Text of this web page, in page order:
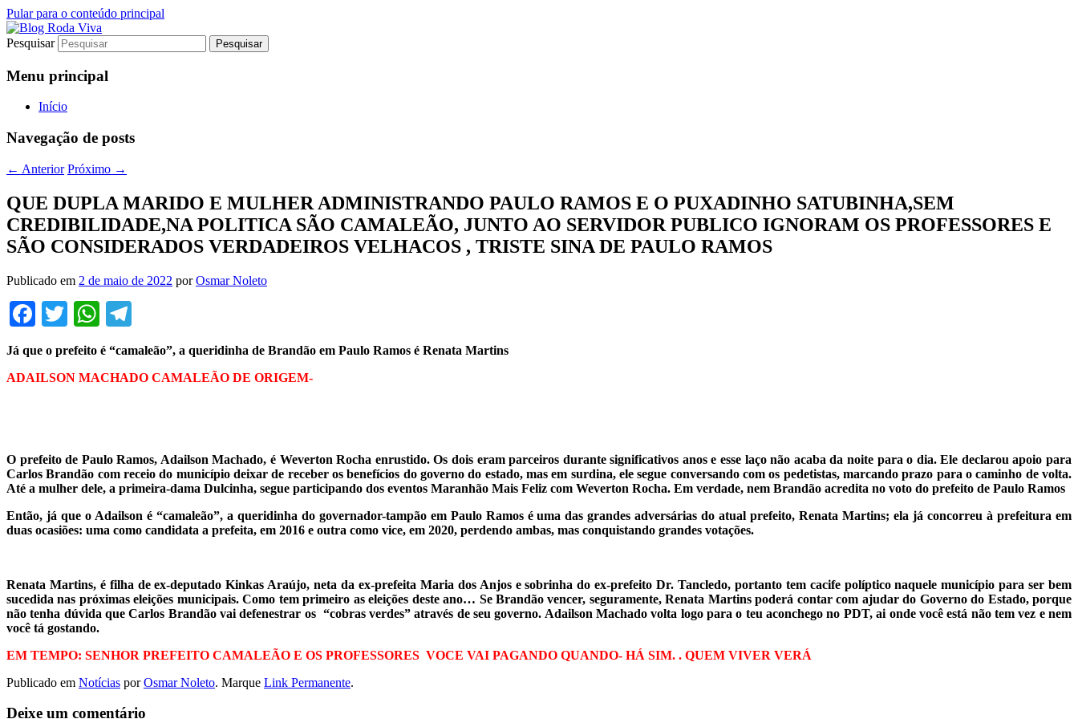
Pular para o conteúdo principal
Blog Roda Viva
Jornalismo sério comprometido com a verdade
Pesquisar
Menu principal
Início
Navegação de posts
← Anterior Próximo →
QUE DUPLA MARIDO E MULHER ADMINISTRANDO PAULO RAMOS E O PUXADINHO SATUBINHA,SEM
CREDIBILIDADE,NA POLITICA SÃO CAMALEÃO, JUNTO AO SERVIDOR PUBLICO IGNORAM OS PROFESSORES E
SÃO CONSIDERADOS VERDADEIROS VELHACOS , TRISTE SINA DE PAULO RAMOS
Publicado em 2 de maio de 2022 porOsmar Noleto
Facebook
TwitterWhatsApp
Já que o prefeito é “camaleão”, a queridinha de Brandão em Paulo Ramos é Renata Martins
ADAILSON MACHADO CAMALEÃO DE ORIGEM-
O prefeito de Paulo Ramos, Adailson Machado, é Weverton Rocha enrustido. Os dois eram parceiros durante significativos anos e esse laço não acaba da noite para o dia. Ele declarou apoio para
Carlos Brandão com receio do município deixar de receber os benefícios do governo do estado, mas em surdina, ele segue conversando com os pedetistas, marcando prazo para o caminho de volta.
Até a mulher dele, a primeira-dama Dulcinha, segue participando dos eventos Maranhão Mais Feliz com Weverton Rocha. Em verdade, nem Brandão acredita no voto do prefeito de Paulo Ramos
Então, já que o Adailson é “camaleão”, a queridinha do governador-tampão em Paulo Ramos é uma das grandes adversárias do atual prefeito, Renata Martins; ela já concorreu à prefeitura em
duas ocasiões: uma como candidata a prefeita, em 2016 e outra como vice, em 2020, perdendo ambas, mas conquistando grandes votações.
Renata Martins, é filha de ex-deputado Kinkas Araújo, neta da ex-prefeita Maria dos Anjos e sobrinha do ex-prefeito Dr. Tancledo, portanto tem cacife políptico naquele município para ser bem
sucedida nas próximas eleições municipais. Como tem primeiro as eleições deste ano… Se Brandão vencer, seguramente, Renata Martins poderá contar com ajudar do Governo do Estado, porque
não tenha dúvida que Carlos Brandão vai defenestrar os “cobras verdes” através de seu governo. Adailson Machado volta logo para o teu aconchego no PDT, ai onde você está não tem vez e nem
você tá gostando.
EM TEMPO: SENHOR PREFEITO CAMALEÃO E OS PROFESSORES VOCE VAI PAGANDO QUANDO- HÁ SIM. . QUEM VIVER VERÁ
Publicado em Notícias porOsmar Noleto. Marque Link Permanente.
Deixe um comentário